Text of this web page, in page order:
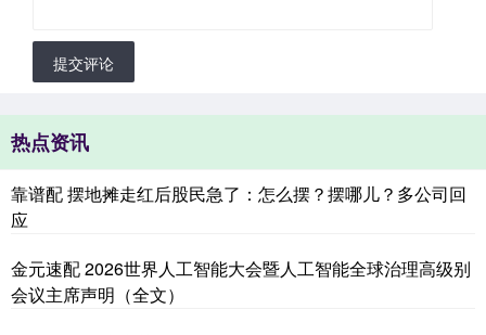
提交评论
热点资讯
靠谱配 摆地摊走红后股民急了：怎么摆？摆哪儿？多公司回
应
金元速配 2026世界人工智能大会暨人工智能全球治理高级别
会议主席声明（全文）